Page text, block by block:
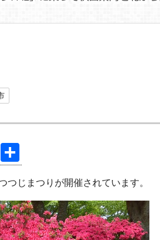
有
つじまつりが開催されています。